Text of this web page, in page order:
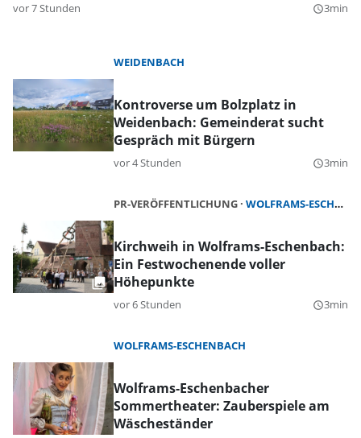
vor 7 Stunden query_builder3min
WEIDENBACH
Kontroverse um Bolzplatz in
Weidenbach: Gemeinderat sucht
Gespräch mit Bürgern
vor 4 Stunden query_builder3min
PR-VERÖFFENTLICHUNG WOLFRAMS-ESCHENBACH
Kirchweih in Wolframs-Eschenbach:
Ein Festwochenende voller
Höhepunkte
vor 6 Stunden query_builder3min
WOLFRAMS-ESCHENBACH
Wolframs-Eschenbacher
Sommertheater: Zauberspiele am
Wäscheständer